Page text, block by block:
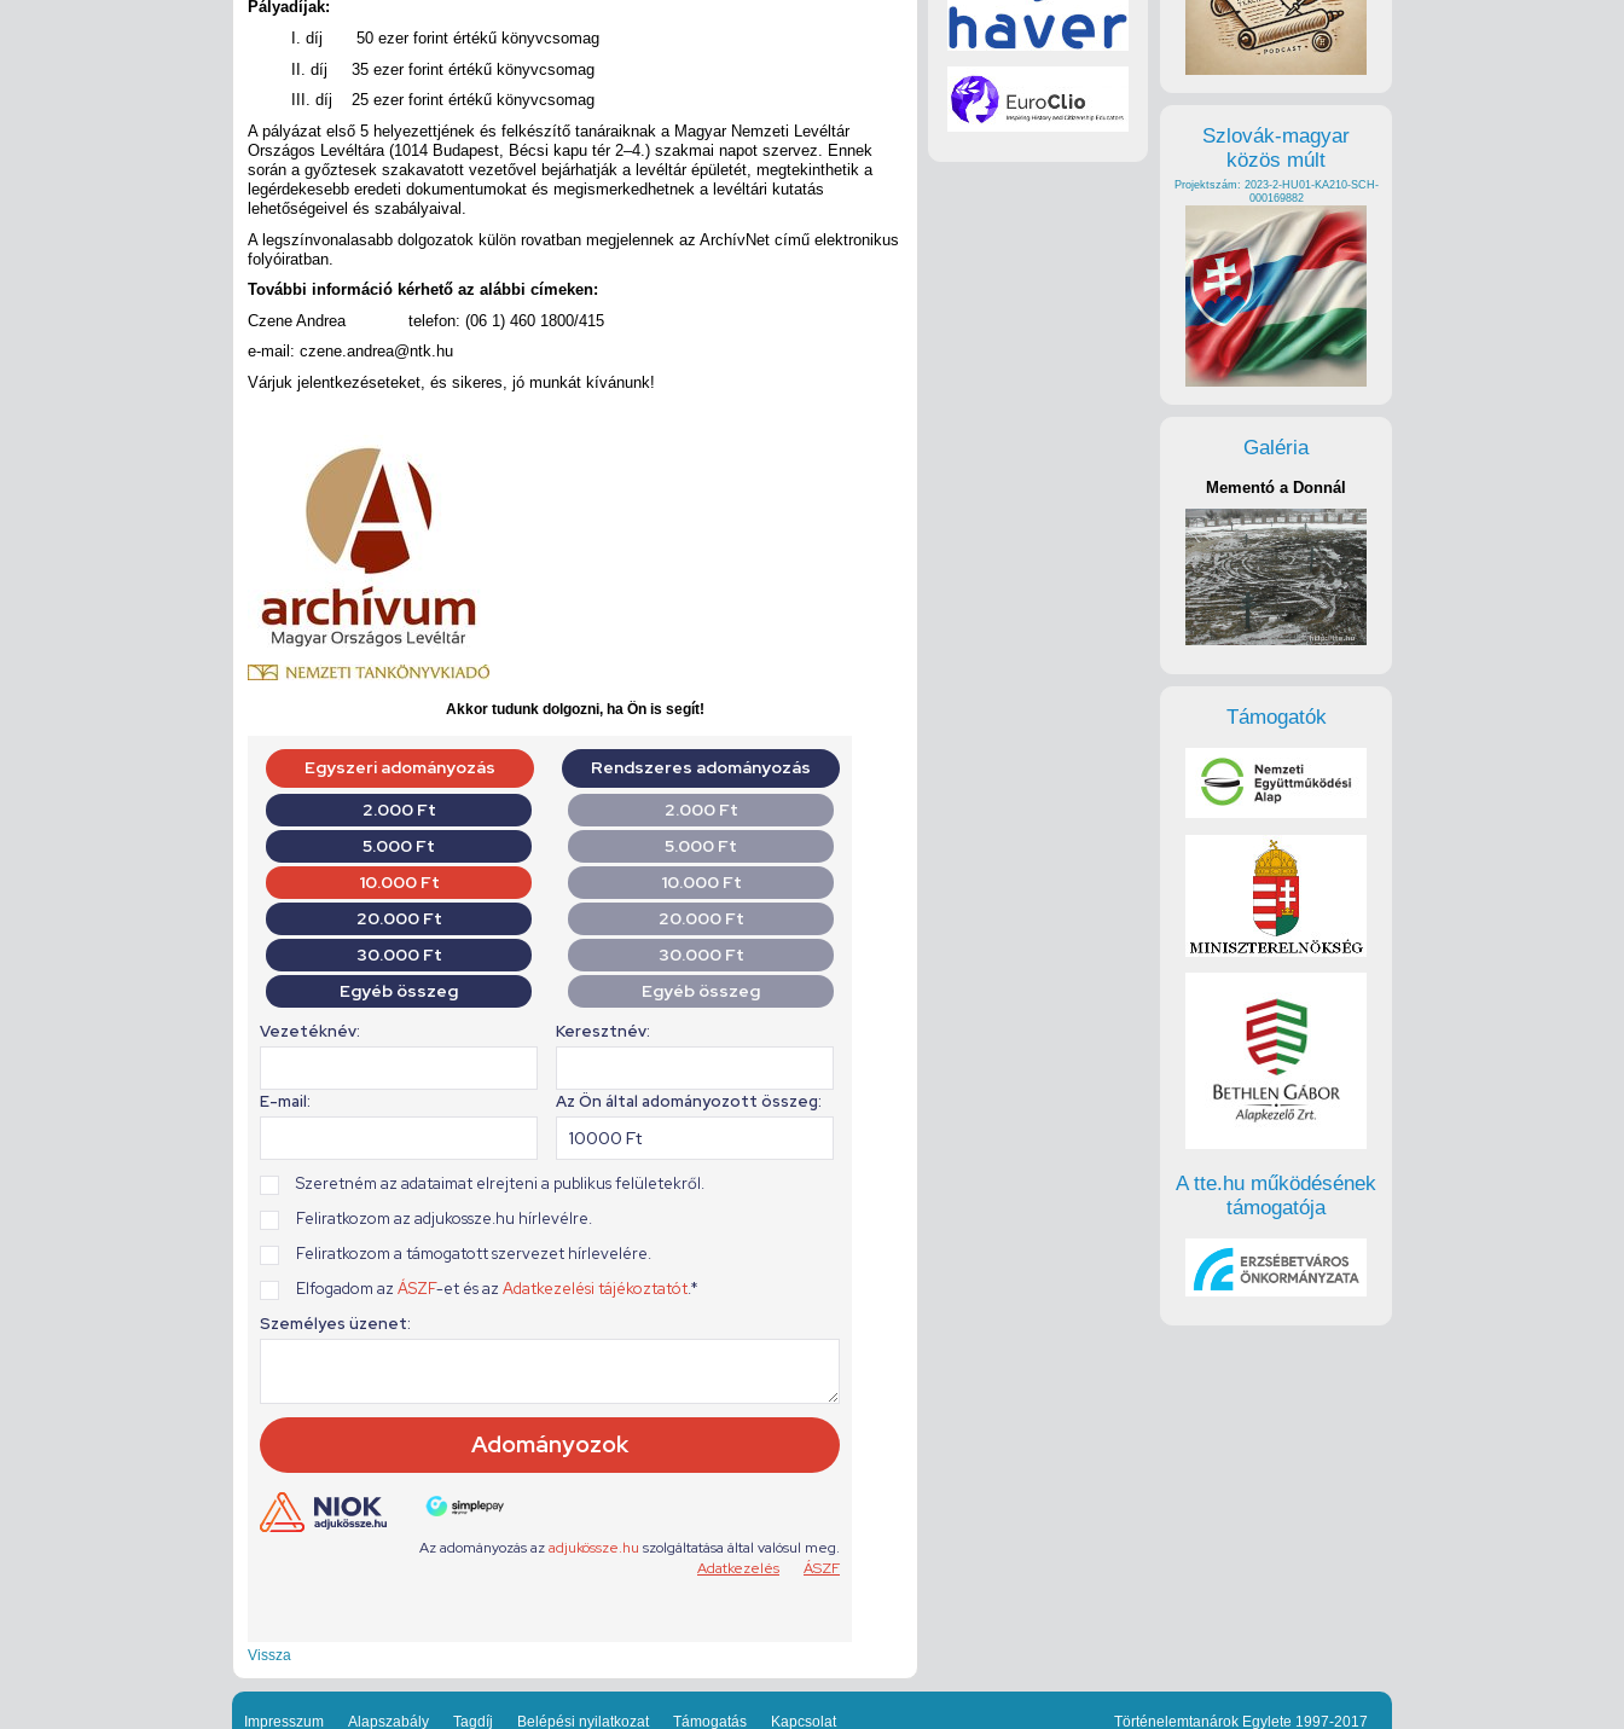
Pályadíjak:
I. díj 50 ezer forint értékű könyvcsomag
II. díj 35 ezer forint értékű könyvcsomag
III. díj 25 ezer forint értékű könyvcsomag
A pályázat első 5 helyezettjének és felkészítő tanáraiknak a Magyar Nemzeti Levéltár
Országos Levéltára (1014 Budapest, Bécsi kapu tér 2–4.) szakmai napot szervez. Ennek
során a győztesek szakavatott vezetővel bejárhatják a levéltár épületét, megtekinthetik a
legérdekesebb eredeti dokumentumokat és megismerkedhetnek a levéltári kutatás
lehetőségeivel és szabályaival.
A legszínvonalasabb dolgozatok külön rovatban megjelennek az ArchívNet című elektronikus
folyóiratban.
További információ kérhető az alábbi címeken:
Czene Andrea telefon: (06 1) 460 1800/415
e-mail: czene.andrea@ntk.hu
Várjuk jelentkezéseteket, és sikeres, jó munkát kívánunk!
Akkor tudunk dolgozni, ha Ön is segít!
Vissza
Szlovák-magyar
közös múlt
Projektszám: 2023-2-HU01-KA210-SCH-
000169882
Galéria
Mementó a Donnál
Támogatók
A tte.hu működésének
támogatója
Impresszum Alapszabály Tagdíj Belépési nyilatkozat Támogatás Kapcsolat Történelemtanárok Egylete 1997-2017